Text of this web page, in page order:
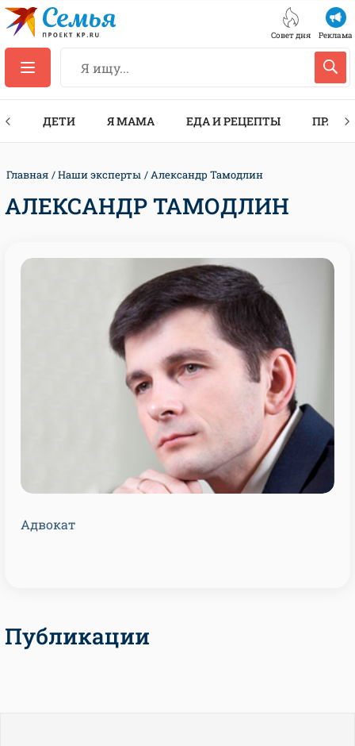
Совет дня Реклама
ДЕТИ Я МАМА ЕДА И РЕЦЕПТЫ
Главная Наши эксперты Александр Тамодлин
АЛЕКСАНДР ТАМОДЛИН
Адвокат
Публикации